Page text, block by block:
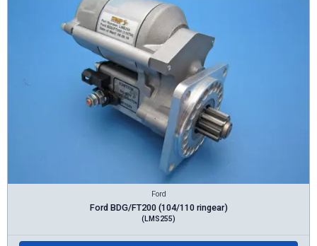
Ford
Ford BDG/FT200 (104/110 ringear)
(LMS255)